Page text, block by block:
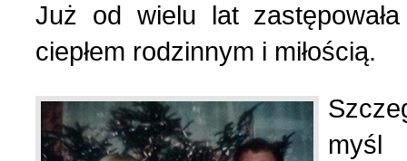
Już od wielu lat
ciepłem rodzinnym i miłością.